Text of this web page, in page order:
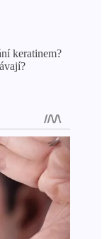
keratinem?